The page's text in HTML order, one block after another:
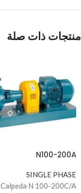
منتجات ذات صلة
N100-200A
SINGLE PHASE
Calpeda N 100-200C/A